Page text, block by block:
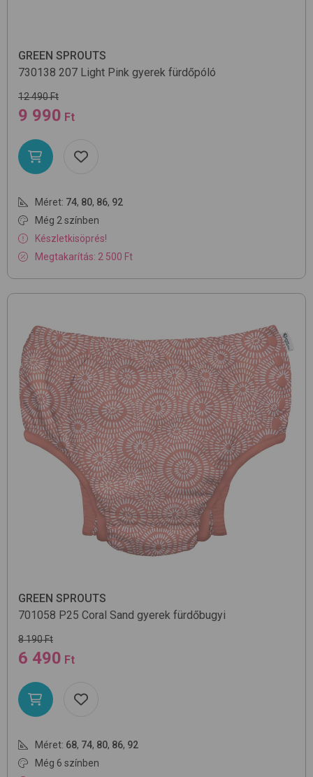
GREEN SPROUTS
730138 207 Light Pink gyerek fürdőpóló
12 490 Ft
9 990 Ft
Méret: 74, 80, 86, 92
Még 2 színben
Készletkisöprés!
Megtakarítás: 2 500 Ft
GREEN SPROUTS
701058 P25 Coral Sand gyerek fürdőbugyi
8 190 Ft
6 490 Ft
Méret: 68, 74, 80, 86, 92
Még 6 színben